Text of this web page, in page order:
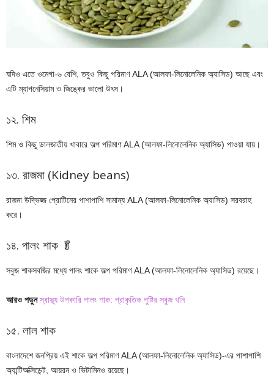
যদিও এতে ওমেগা-৬ বেশি, তবুও কিছু পরিমাণ ALA (আলফা-লিনোলেনিক অ্যাসিড) আছে এবং
এটি ম্যাগনেসিয়াম ও জিঙ্কের ভালো উৎস।
১২. শিম
শিম ও কিছু ডালজাতীয় খাবারে অল্প পরিমাণ ALA (আলফা-লিনোলেনিক অ্যাসিড) পাওয়া যায়।
১৩. রাজমা (Kidney beans)
রাজমা উদ্ভিজ্জ প্রোটিনের পাশাপাশি সামান্য ALA (আলফা-লিনোলেনিক অ্যাসিড) সরবরাহ
করে।
১৪. পালং শাক 🥬
সবুজ শাকসবজির মধ্যে পালং শাকে অল্প পরিমাণ ALA (আলফা-লিনোলেনিক অ্যাসিড) রয়েছে।
আরও পড়ুন স্বাস্থ্য উপকারি পালং শাক: প্রাকৃতিক পুষ্টির সবুজ খনি
১৫. লাল শাক
বাংলাদেশে জনপ্রিয় এই শাকে অল্প পরিমাণ ALA (আলফা-লিনোলেনিক অ্যাসিড)-এর পাশাপাশি
অ্যান্টিঅক্সিডেন্ট, আয়রন ও ভিটামিনও রয়েছে।